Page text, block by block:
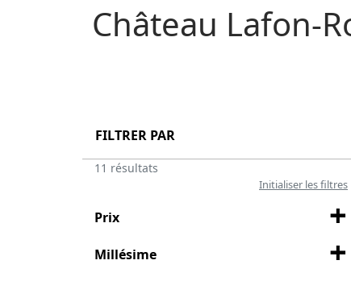
Château Lafon-
FILTRER PAR
11 résultats
Initialiser les filtres
Prix
Millésime